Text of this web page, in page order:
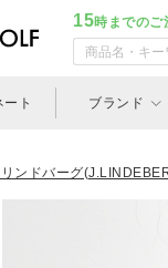
15時までのご
ト ブランド
ンドバーグ